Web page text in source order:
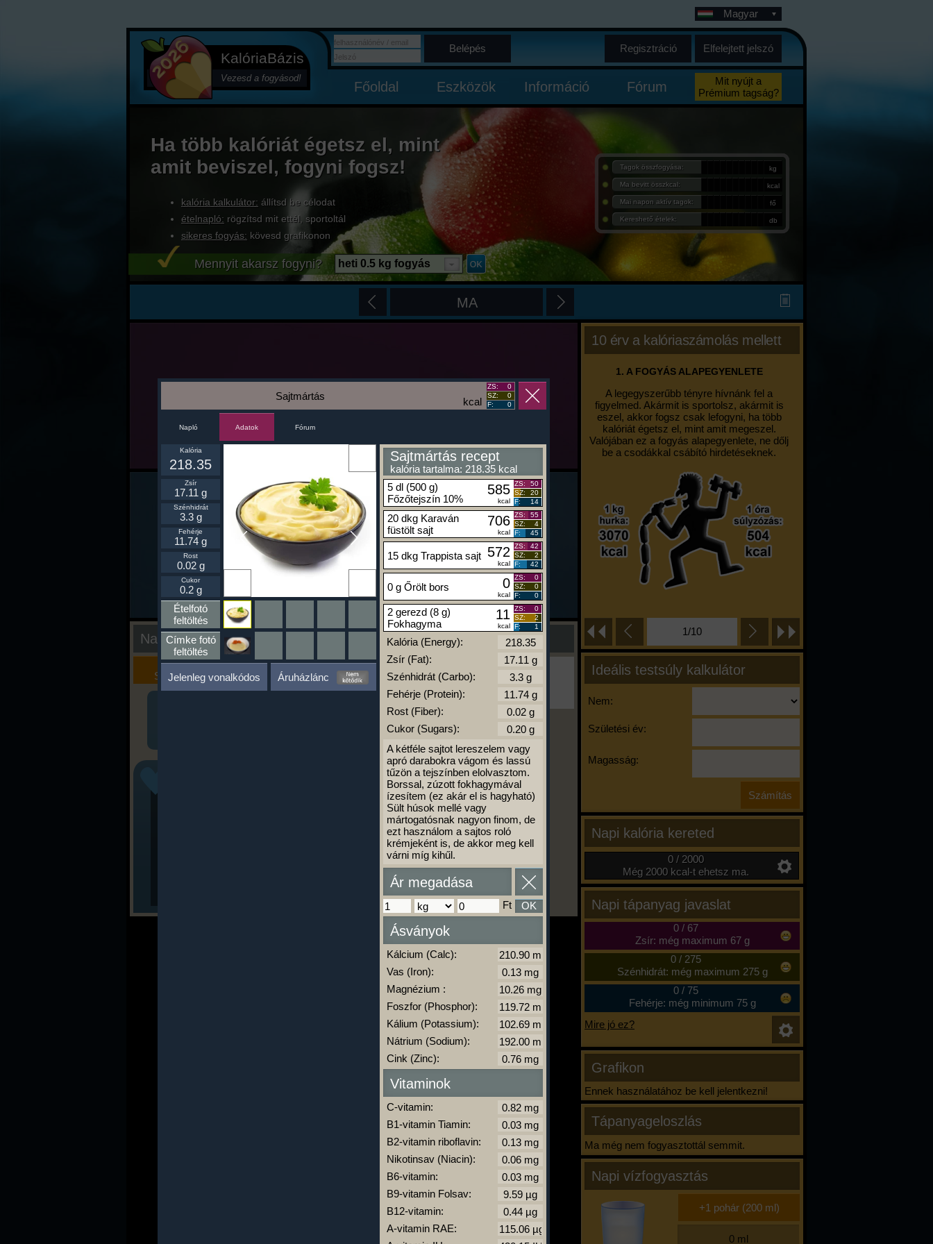
KalóriaBázis
Vezesd a fogyásod!
Magyar
Belépés Regisztráció Elfelejtett jelszó
Főoldal Eszközök Információ Fórum
Mit nyújt a
Prémium tagság?
Ha több kalóriát égetsz el, mint
amit beviszel, fogyni fogsz!
kalória kalkulátor: állítsd be célodat
ételnapló: rögzítsd mit ettél, sportoltál
sikeres fogyás: kövesd grafikonon
Tagok összfogyása: kg
Ma bevitt összkcal: kcal
Mai napon aktív tagok: fő
Kereshető ételek: db
Mennyit akarsz fogyni? heti 0.5 kg fogyás
MA
10 érv a kalóriaszámolás mellett
1. A FOGYÁS ALAPEGYENLETE
A legegyszerűbb tényre hívnánk fel a
figyelmed. Akármit is sportolsz, akármit is
eszel, akkor fogsz csak lefogyni, ha több
kalóriát égetsz el, mint amit megeszel.
Valójában ez a fogyás alapegyenlete, ne dőlj
be a csodákkal csábító hirdetéseknek.
1/10
Ideális testsúly kalkulátor
Nem:
Születési év:
Magasság:
Napi kalória kereted
0 / 2000
Még 2000 kcal-t ehetsz ma.
Napi tápanyag javaslat
0/ 67
Zsír: még maximum 67 g
0/ 275
Szénhidrát: még maximum 275 g
0/ 75
Fehérje: még minimum 75 g
Mire jó ez?
Grafikon
Ennek használatához be kell jelentkezni!
Tápanyageloszlás
Ma még nem fogyasztottál semmit.
Napi vízfogyasztás
Nap kiértékelése
Kalória
Szimulátor
Szöveges
Értékelés
Ha ma már nem eszel/sportolsz többet,
kattints a kiértékelésre!
A Kalória Szimulátor Prémium funkció.
kalóriabázis.hu
-
kcal
Sajtmártás
ZS:
0
SZ:
0
F:
0
Napló Adatok Fórum
Kalória
218.35
Zsír
17.11 g
Szénhidrát
3.3 g
Fehérje
11.74 g
Rost
0.02 g
Cukor
0.2 g
Ételfotó
feltöltés
Címke fotó
feltöltés
Jelenleg vonalkódos Áruházlánc
Sajtmártás recept
kalória tartalma: 218.35 kcal
5 dl (500 g)
Főzőtejszín 10%
585
kcal
ZS:
50
SZ:
20
F:
14
20 dkg Karaván
füstölt sajt
706
kcal
ZS:
55
SZ:
4
F:
45
15 dkg Trappista sajt 572
kcal
ZS:
42
SZ:
2
F:
42
0 g Őrölt bors 0
kcal
ZS:
0
SZ:
0
F:
0
2 gerezd (8 g)
Fokhagyma
11
kcal
ZS:
0
SZ:
2
F:
1
Kalória (Energy):
Zsír (Fat):
Szénhidrát (Carbo):
Fehérje (Protein):
Rost (Fiber):
Cukor (Sugars):
A kétféle sajtot lereszelem vagy
apró darabokra vágom és lassú
tűzön a tejszínben elolvasztom.
Borssal, zúzott fokhagymával
ízesítem (ez akár el is hagyható)
Sült húsok mellé vagy
mártogatósnak nagyon finom, de
ezt használom a sajtos roló
krémjeként is, de akkor meg kell
várni míg kihűl.
Ár megadása
Ft OK
Ásványok
Kálcium (Calc):
Vas (Iron):
Magnézium :
Foszfor (Phosphor):
Kálium (Potassium):
Nátrium (Sodium):
Cink (Zinc):
Vitaminok
C-vitamin:
B1-vitamin Tiamin:
B2-vitamin riboflavin:
Nikotinsav (Niacin):
B6-vitamin:
B9-vitamin Folsav:
B12-vitamin:
A-vitamin RAE: